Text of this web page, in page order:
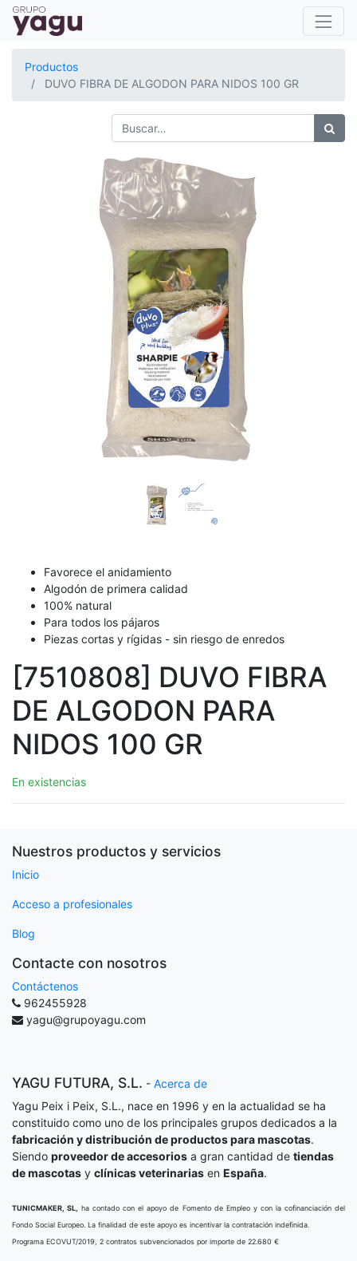
Productos
DUVO FIBRA DE ALGODON PARA NIDOS 100 GR
Favorece el anidamiento
Algodón de primera calidad
100% natural
Para todos los pájaros
Piezas cortas y rígidas - sin riesgo de enredos
[7510808] DUVO FIBRA
DE ALGODON PARA
NIDOS 100 GR
En existencias
Nuestros productos y servicios
Inicio
Acceso a profesionales
Blog
Contacte con nosotros
Contáctenos
962455928
yagu@grupoyagu.com
YAGU FUTURA, S.L. - Acerca de
Yagu Peix i Peix, S.L., nace en 1996 y en la actualidad se ha
constituido como uno de los principales grupos dedicados a la
fabricación y distribución de productos para mascotas.
Siendo proveedor de accesorios a gran cantidad de tiendas
de mascotas y clínicas veterinarias en España.
TUNICMAKER, SL,
ha contado con el apoyo de Fomento de Empleo y con la cofinanciación del
Fondo Social Europeo. La finalidad de este apoyo es incentivar la contratación indefinida.
Programa ECOVUT/2019, 2 contratos subvencionados por importe de 22.680 €